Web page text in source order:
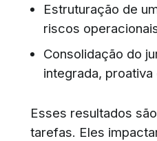
Estruturação de
riscos
Consolidação do
integrada,
Esses resultados
tarefas. Eles